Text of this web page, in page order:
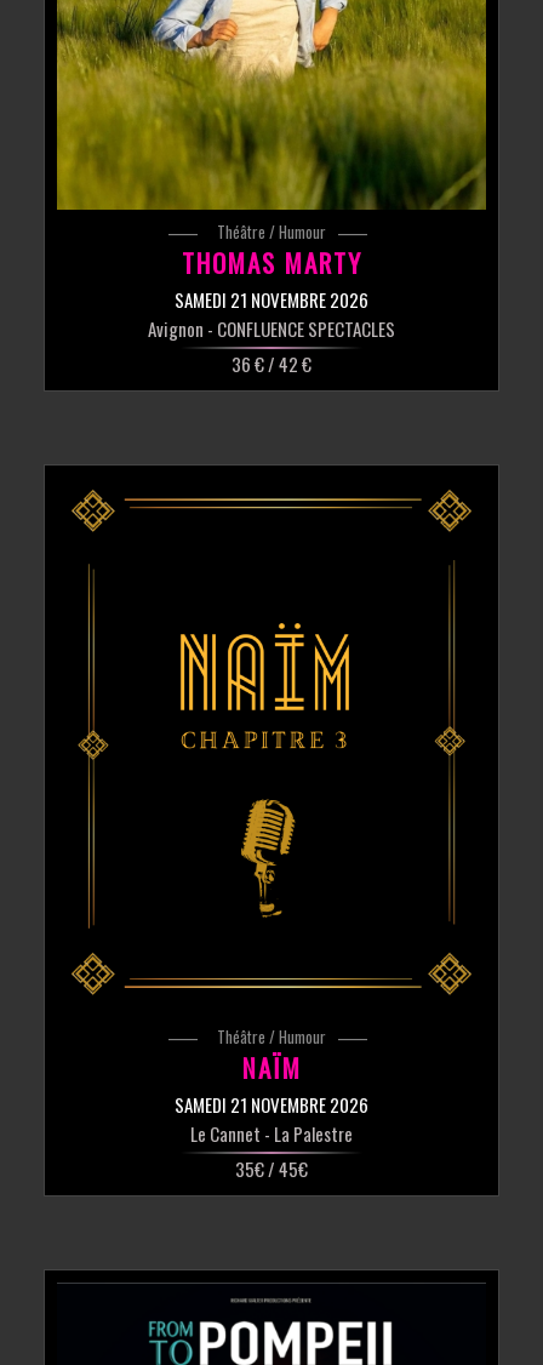
Théâtre / Humour
THOMAS MARTY
SAMEDI 21 NOVEMBRE 2026
Avignon - CONFLUENCE SPECTACLES
36 € / 42 €
Théâtre / Humour
NAÏM
SAMEDI 21 NOVEMBRE 2026
Le Cannet - La Palestre
35€ / 45€